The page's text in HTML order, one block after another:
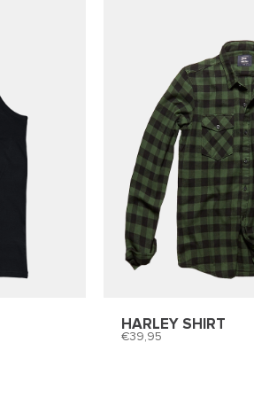
HARLEY SHIRT
39,95